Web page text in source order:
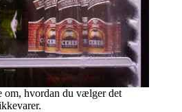
om, hvordan du vælger det